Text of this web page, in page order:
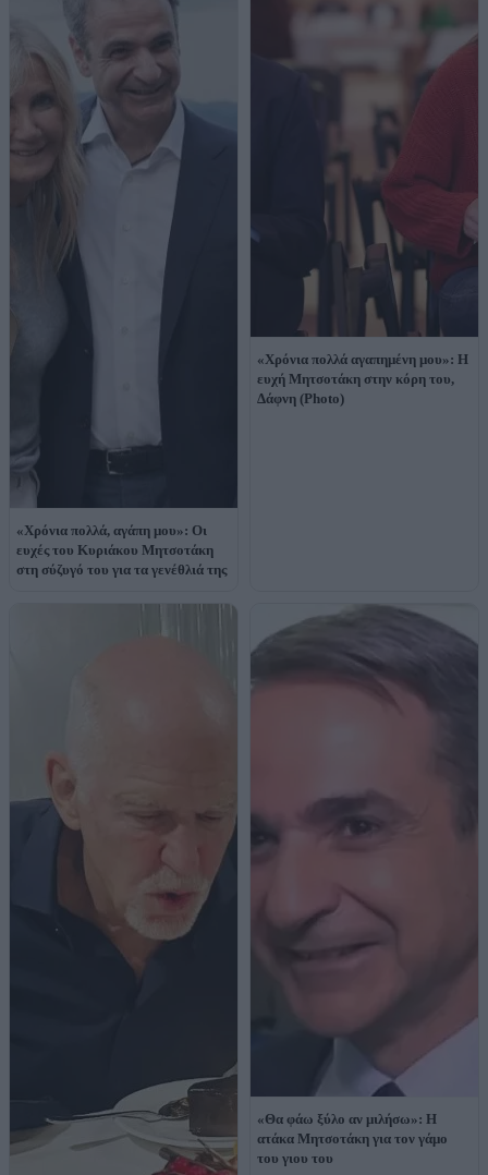
«Χρόνια πολλά, αγάπη μου»: Οι
ευχές του Κυριάκου Μητσοτάκη
στη σύζυγό του για τα γενέθλιά της
«Χρόνια πολλά αγαπημένη μου»: H
ευχή Μητσοτάκη στην κόρη του,
Δάφνη (Photo)
«Θα φάω ξύλο αν μιλήσω»: Η
ατάκα Μητσοτάκη για τον γάμο
του γιου του